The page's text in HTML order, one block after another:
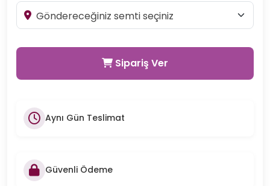
Sipariş Ver
Aynı Gün Teslimat
Güvenli Ödeme